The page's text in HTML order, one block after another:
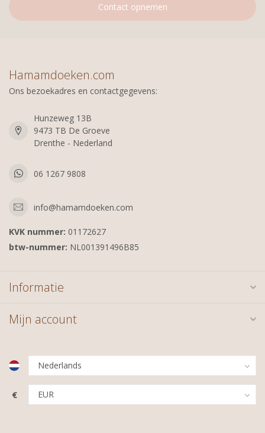
Contact opnemen
Hamamdoeken.com
Ons bezoekadres en contactgegevens:
Hunzeweg 13B
9473 TB De Groeve
Drenthe - Nederland
06 1267 9808
info@hamamdoeken.com
KVK nummer: 01172627
btw-nummer: NL001391496B85
Informatie
Mijn account
€